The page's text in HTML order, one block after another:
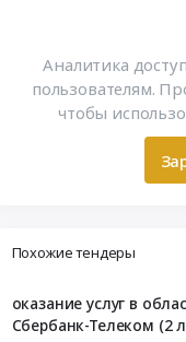
Аналитика
пользователям.
чтобы
Похожие тендеры
оказание услуг в
Сбербанк-Телеком (2